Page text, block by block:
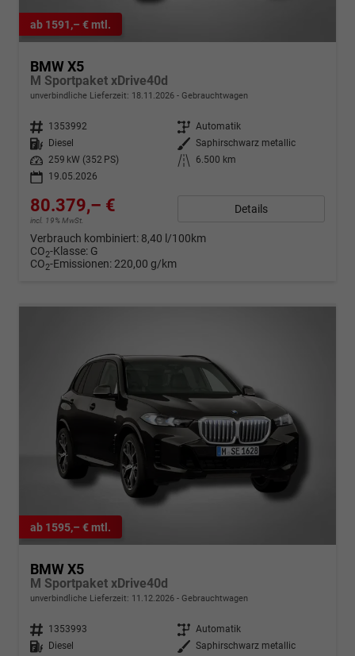
ab 1591,– € mtl.
BMW X5
M Sportpaket xDrive40d
unverbindliche Lieferzeit: 18.11.2026 Gebrauchtwagen
Fahrzeugnr. 1353992 Getriebe Automatik
Kraftstoff
Diesel Außenfarbe Saphirschwarz metallic
Leistung
259 kW (352 PS) Kilometerstand
6.500 km
19.05.2026
80.379,– €
incl. 19% MwSt.
Details
Verbrauch kombiniert: 8,40 l/100km
CO2-Klasse: G
CO2-Emissionen: 220,00 g/km
ab 1595,– € mtl.
BMW X5
M Sportpaket xDrive40d
unverbindliche Lieferzeit: 11.12.2026 Gebrauchtwagen
Fahrzeugnr. 1353993 Getriebe Automatik
Kraftstoff
Diesel Außenfarbe Saphirschwarz metallic